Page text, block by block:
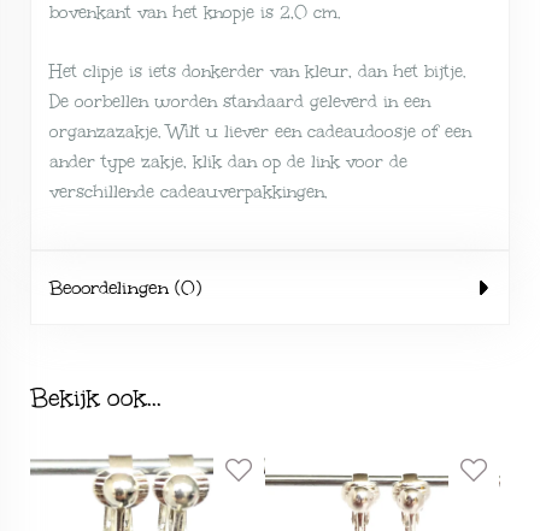
bovenkant van het knopje is 2,0 cm.
Het clipje is iets donkerder van kleur, dan het bijtje.
De oorbellen worden standaard geleverd in een
organzazakje. Wilt u liever een cadeaudoosje of een
ander type zakje, klik dan op de link voor de
verschillende cadeauverpakkingen.
Beoordelingen (0)
Bekijk ook...